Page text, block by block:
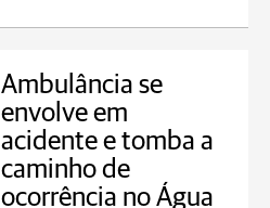
Ambulância se
envolve em
acidente e tomba a
caminho de
ocorrência no Água